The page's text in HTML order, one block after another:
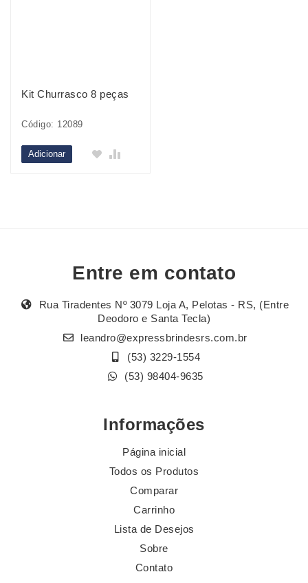
Kit Churrasco 8 peças
Código: 12089
Adicionar
Entre em contato
Rua Tiradentes Nº 3079 Loja A, Pelotas - RS, (Entre
Deodoro e Santa Tecla)
leandro@expressbrindesrs.com.br
(53) 3229-1554
(53) 98404-9635
Informações
Página inicial
Todos os Produtos
Comparar
Carrinho
Lista de Desejos
Sobre
Contato